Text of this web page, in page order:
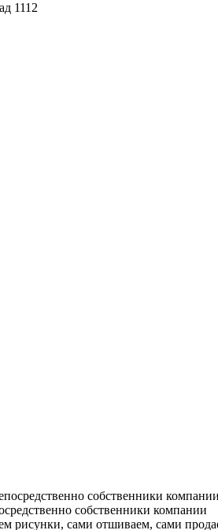
1112
собственники компании